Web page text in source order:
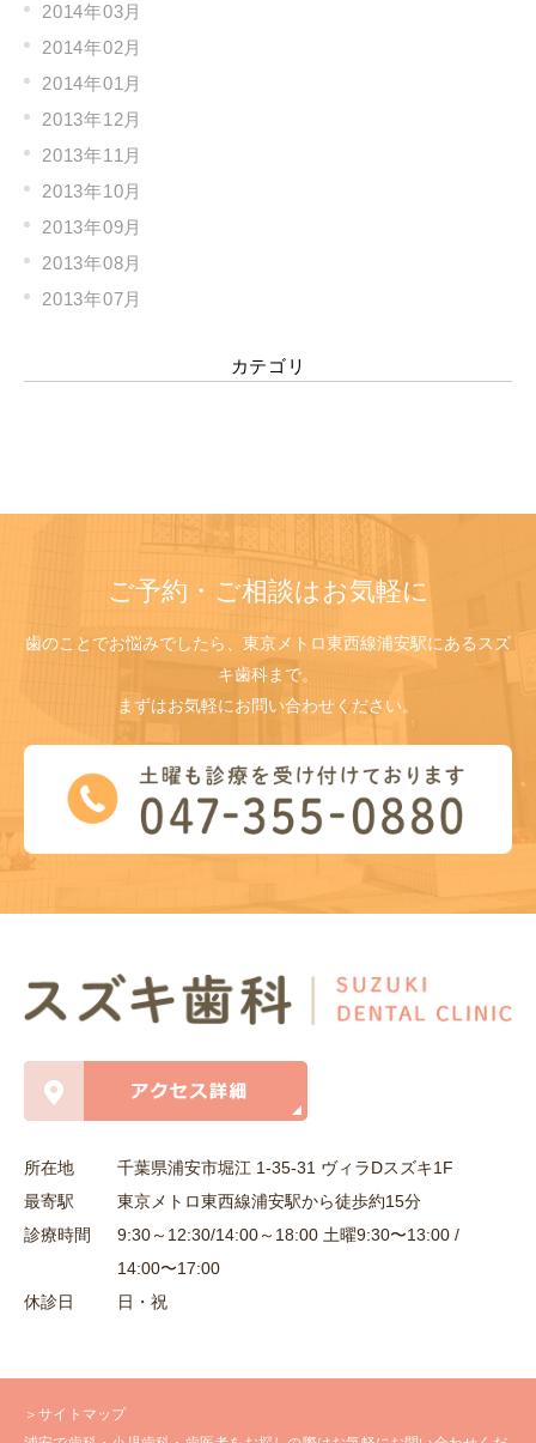
2014年03月
2014年02月
2014年01月
2013年12月
2013年11月
2013年10月
2013年09月
2013年08月
2013年07月
カテゴリ
ご予約・ご相談はお気軽に
歯のことでお悩みでしたら、東京メトロ東西線浦安駅にあるスズ
キ歯科まで。
まずはお気軽にお問い合わせください。
所在地
千葉県浦安市堀江 1-35-31 ヴィラDスズキ1F
最寄駅
東京メトロ東西線浦安駅から徒歩約15分
診療時間
9:30～12:30/14:00～18:00 土曜9:30〜13:00 /
14:00〜17:00
休診日
日・祝
＞サイトマップ